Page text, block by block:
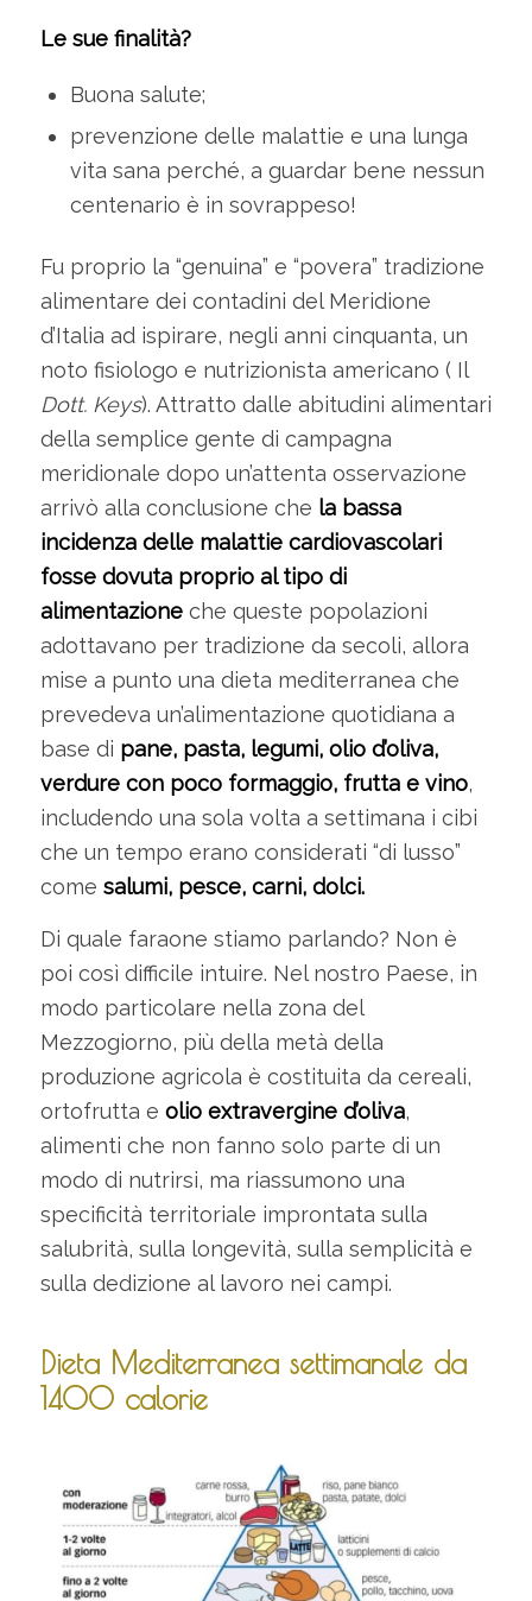
Le sue finalità?
Buona salute;
prevenzione delle malattie e una lunga
vita sana perché, a guardar bene nessun
centenario è in sovrappeso!
Fu proprio la “genuina” e “povera” tradizione
alimentare dei contadini del Meridione
d’Italia ad ispirare, negli anni cinquanta, un
noto fisiologo e nutrizionista americano ( Il
Dott. Keys). Attratto dalle abitudini alimentari
della semplice gente di campagna
meridionale dopo un’attenta osservazione
arrivò alla conclusione che la bassa
incidenza delle malattie cardiovascolari
fosse dovuta proprio al tipo di
alimentazioneche queste popolazioni
adottavano per tradizione da secoli, allora
mise a punto una dieta mediterranea che
prevedeva un’alimentazione quotidiana a
base di pane, pasta, legumi, olio d’oliva,
verdure con poco formaggio, frutta e vino,
includendo una sola volta a settimana i cibi
che un tempo erano considerati “di lusso”
come salumi, pesce, carni, dolci.
Di quale faraone stiamo parlando? Non è
poi così difficile intuire. Nel nostro Paese, in
modo particolare nella zona del
Mezzogiorno, più della metà della
produzione agricola è costituita da cereali,
ortofrutta e olio extravergine d’oliva,
alimenti che non fanno solo parte di un
modo di nutrirsi, ma riassumono una
specificità territoriale improntata sulla
salubrità, sulla longevità, sulla semplicità e
sulla dedizione al lavoro nei campi.
Dieta Mediterranea settimanale da
1400 calorie